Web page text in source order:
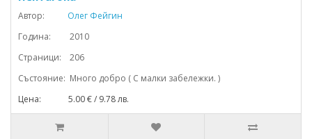
Автор:
Олег Фейгин
Година: 2010
Страници: 206
Състояние: Много добро ( С малки забележки. )
Цена: 5.00 € / 9.78 лв.